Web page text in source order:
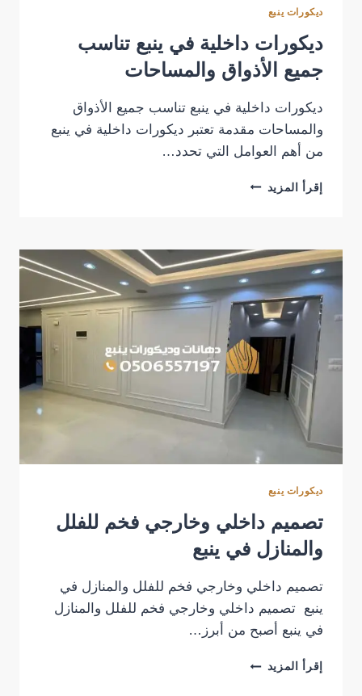
ديكورات ينبع
ديكورات داخلية في ينبع تناسب
جميع الأذواق والمساحات
ديكورات داخلية في ينبع تناسب جميع الأذواق
والمساحات مقدمة تعتبر ديكورات داخلية في ينبع
من أهم العوامل التي تحدد…
إقرأ المزيد ديكورات
تناسب
جميع
الأذواق
والمساحات
ديكورات ينبع
تصميم داخلي وخارجي فخم للفلل
والمنازل في ينبع
تصميم داخلي وخارجي فخم للفلل والمنازل في
ينبع تصميم داخلي وخارجي فخم للفلل والمنازل
في ينبع أصبح من أبرز…
إقرأ المزيد تصميم